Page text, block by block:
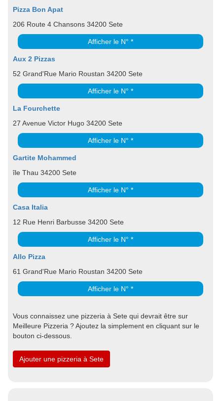
Pizza Bon Apat
206 Route 4 Chansons 34200 Sete
Afficher le N° *
Aux 2 Pizzas
52 Grand'Rue Mario Roustan 34200 Sete
Afficher le N° *
La Fourchette
27 Avenue Victor Hugo 34200 Sete
Afficher le N° *
Gartite Mohammed
île Thau 34200 Sete
Afficher le N° *
Casa Italia
12 Rue Henri Barbusse 34200 Sete
Afficher le N° *
Allo Pizza
61 Grand'Rue Mario Roustan 34200 Sete
Afficher le N° *
Vous connaissez une pizzeria à Sete qui devrait être sur
Meilleure Pizzeria ? Ajoutez la simplement en cliquant sur le
bouton ci-dessous.
Ajouter une pizzeria à Sete